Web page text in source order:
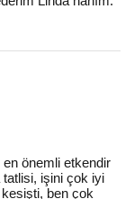
önemli etkendir
tatlisi, işini çok iyi
ben çok